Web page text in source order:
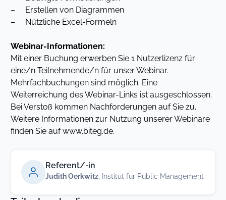
– Erstellen von Diagrammen
– Nützliche Excel-Formeln
Webinar-Informationen:
Mit einer Buchung erwerben Sie 1 Nutzerlizenz für
eine/n Teilnehmende/n für unser Webinar.
Mehrfachbuchungen sind möglich. Eine
Weiterreichung des Webinar-Links ist ausgeschlossen.
Bei Verstoß kommen Nachforderungen auf Sie zu.
Weitere Informationen zur Nutzung unserer Webinare
finden Sie auf www.biteg.de.
Referent/-in
Judith Oerkwitz , Institut für Public Management